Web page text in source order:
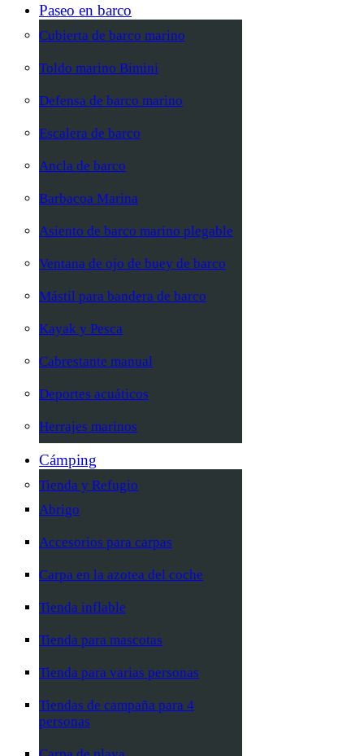
Paseo en barco
Cubierta de barco marino
Toldo marino Bimini
Defensa de barco marino
Escalera de barco
Ancla de barco
Barbacoa Marina
Asiento de barco marino plegable
Ventana de ojo de buey de barco
Mástil para bandera de barco
Kayak y Pesca
Cabrestante manual
Deportes acuáticos
Herrajes marinos
Cámping
Tienda y Refugio
Abrigo
Accesorios para carpas
Carpa en la azotea del coche
Tienda inflable
Tienda para mascotas
Tienda para varias personas
Tiendas de campaña para 4
personas